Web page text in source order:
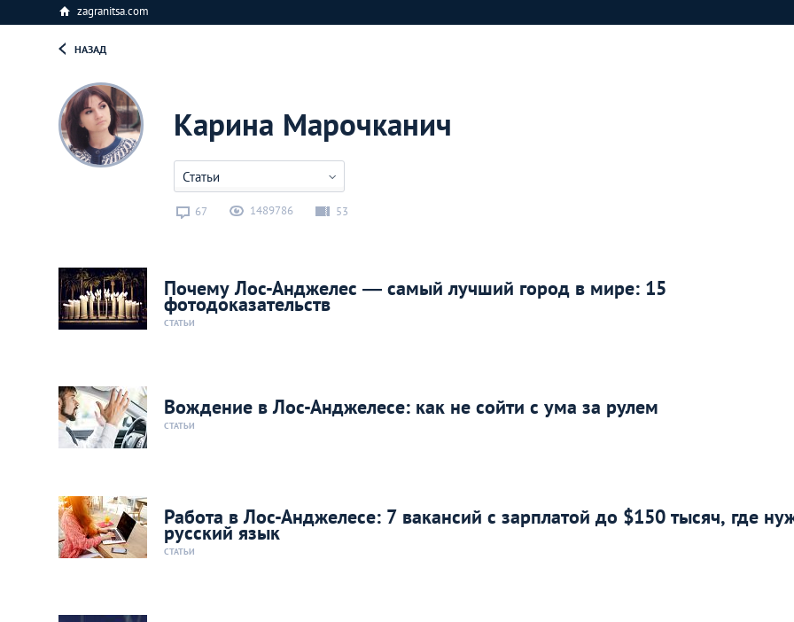
zagranitsa.com
НАЗАД
Карина Марочканич
Статьи
67 1489786 53
Почему Лос-Анджелес — самый лучший город в мире: 15
фотодоказательств
СТАТЬИ
Вождение в Лос-Анджелесе: как не сойти с ума за рулем
СТАТЬИ
Работа в Лос-Анджелесе: 7 вакансий с зарплатой до $150 тысяч, где
русский язык
СТАТЬИ